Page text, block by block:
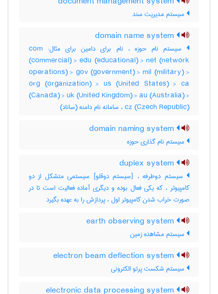
سیستم مدیریت سند
سیستم نام حوزه ، نام برای دامین برای مثال: com
(commercial) > edu (educational) > net (network
operations) > gov (government) > mil (military) >
org (organization) > us (United States) > ca
(Canada) > uk (United Kingdom) > au (Australia) >
cz (Czech Republic) ، سامانه نام دامنه (ساناد)
سیستم نام گذاری حوزه
سیستم دوطرفه ، [سیستم دوقلو] سیستمی متشکل از دو
کامپیوتر ، که یکی فعال بوده و دیگری آماده فعالیت است تا در
صورت خراب شدن کامپیوتر اول ، پردازش را به عهده بگیرد
سیستم مشاهده زمین
سیستم شکست پرتو الکترونی